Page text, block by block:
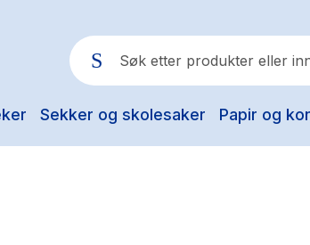
Sekker og skolesaker Papir og
Populære søk